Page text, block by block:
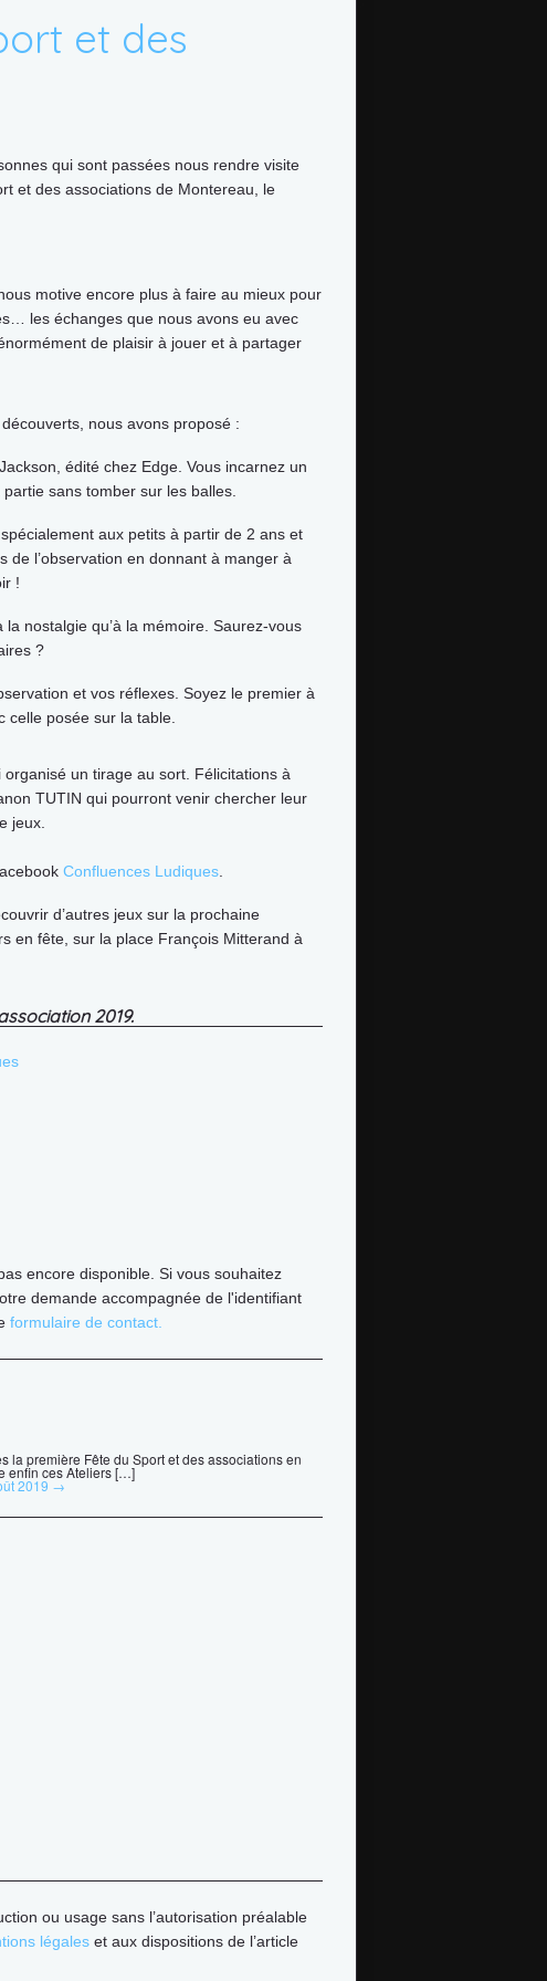
et des
qui sont passées nous rendre visite
et des associations de Montereau, le
motive encore plus à faire au mieux pour
les échanges que nous avons eu avec
de plaisir à jouer et à partager
nous avons proposé :
édité chez Edge. Vous incarnez un
sans tomber sur les balles.
aux petits à partir de 2 ans et
de l’observation en donnant à manger à
!
nostalgie qu’à la mémoire. Saurez-vous
?
et vos réflexes. Soyez le premier à
celle posée sur la table.
un tirage au sort. Félicitations à
TUTIN qui pourront venir chercher leur
jeux.
Confluences Ludiques
d’autres jeux sur la prochaine
en fête, sur la place François Mitterand à
2019.
encore disponible. Si vous souhaitez
demande accompagnée de l'identifiant
formulaire de contact.
la première Fête du Sport et des associations en
enfin ces Ateliers […]
2019 →
ou usage sans l’autorisation préalable
légales et aux dispositions de l’article